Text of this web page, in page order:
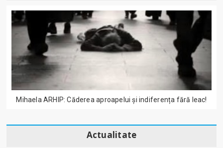
Mihaela ARHIP: Căderea aproapelui și indiferența fără leac!
Actualitate